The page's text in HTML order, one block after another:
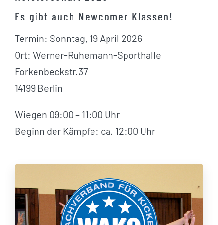
Es gibt auch Newcomer Klassen!
Termin: Sonntag, 19 April 2026
Ort: Werner-Ruhemann-Sporthalle
Forkenbeckstr.37
14199 Berlin
Wiegen 09:00 – 11:00 Uhr
Beginn der Kämpfe: ca. 12:00 Uhr